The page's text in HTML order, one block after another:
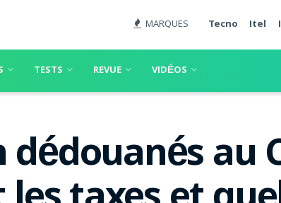
MARQUES Tecno Itel
TESTS REVUE VIDÉOS
au